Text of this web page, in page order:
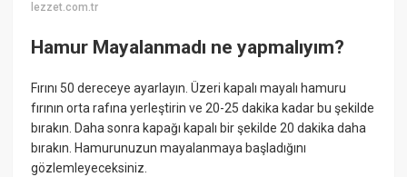
lezzet.com.tr
Hamur Mayalanmadı ne yapmalıyım?
Fırını 50 dereceye ayarlayın. Üzeri kapalı mayalı hamuru
fırının orta rafına yerleştirin ve 20-25 dakika kadar bu şekilde
bırakın. Daha sonra kapağı kapalı bir şekilde 20 dakika daha
bırakın. Hamurunuzun mayalanmaya başladığını
gözlemleyeceksiniz.